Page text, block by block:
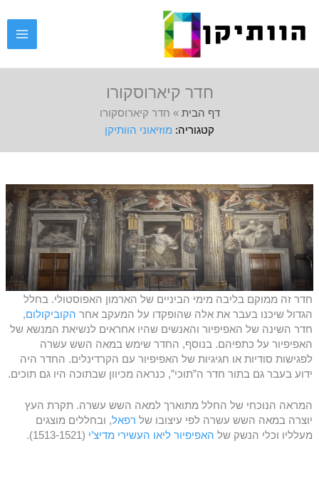
חדר קיארוסקורו
דף הבית » חדר קיארוסקורו
מוזיאוני הוותיקן
חדר זה ממוקם בליבה מימי הביניים של הארמון האפוסטולי. בחלל
הגדול שיכנו בעבר את אלה שהופקדו על המעקב אחר הקוביקולום,
חדר השינה של האפיפיור והאנשים שהיו אחראים לנשיאת המנשא של
האפיפיור על כתפיהם. בנוסף, החדר שימש במאה השש עשרה
לפגישות סודיות או חגיגיות של האפיפיור עם הקרדינלים. החדר היה
ידוע בעבר גם בתור חדר ה”תוכי”, כנראה מכיוון שבתוכה היו גם תוכים.
המראה הנוכחי של החלל מתוארך למאה השש עשרה. תקרת העץ
יוצרה במאה השש עשרה לפי עיצובו של רפאל, ובחללים מוצגים
מעלליו וכלי הנשק של האפיפיור ליאו העשירי מדיצ’י (1513-1521).